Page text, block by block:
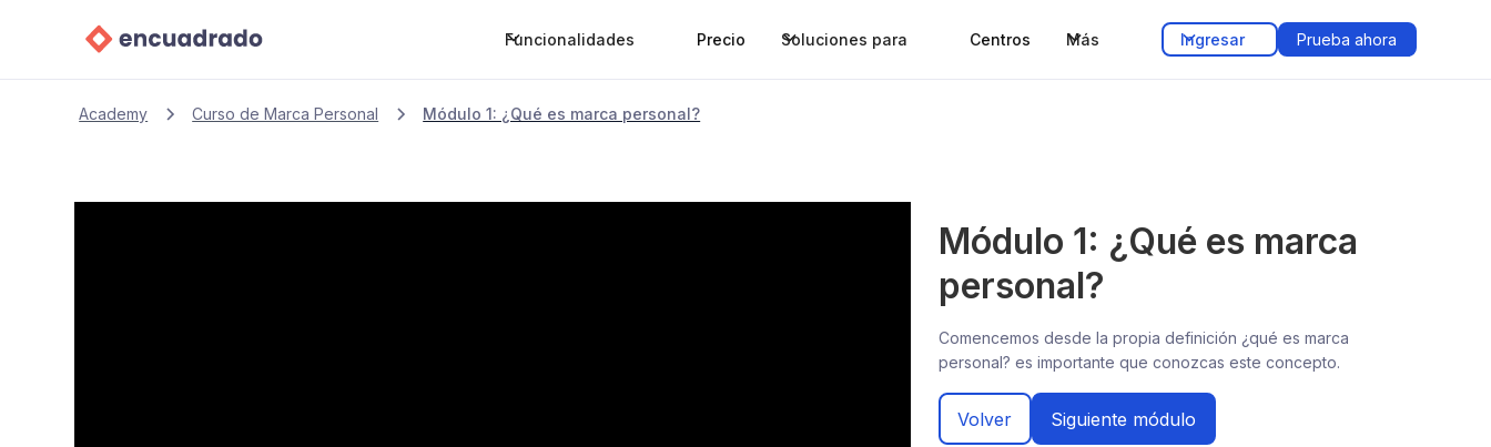
Funcionalidades Precio Soluciones para Centros Más Ingresar Prueba ahora
Academy Curso de Marca Personal Módulo 1: ¿Qué es marca personal?
Módulo 1: ¿Qué es marca
personal?
Comencemos desde la propia definición ¿qué es marca
personal? es importante que conozcas este concepto.
Volver Siguiente módulo